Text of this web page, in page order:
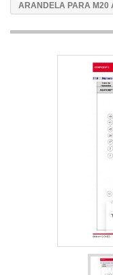
ARANDELA PARA M20